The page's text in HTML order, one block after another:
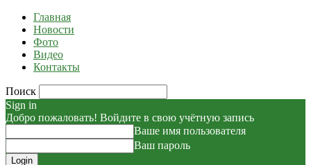
Главная
Новости
Фото
Видео
Контакты
Поиск
Sign in
Добро пожаловать! Войдите в свою учётную запись
Ваше имя пользователя
Ваш пароль